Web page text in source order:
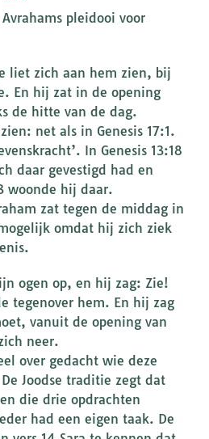
pleidooi voor
liet zich aan hem zien, bij
En hij zat in de opening
de hitte van de dag.
net als in Genesis 17:1.
In Genesis 13:18
daar gevestigd had en
woonde hij daar.
zat tegen de middag in
omdat hij zich ziek
ogen op, en hij zag: Zie!
tegenover hem. En hij zag
vanuit de opening van
neer.
over gedacht wie deze
Joodse traditie zegt dat
die drie opdrachten
had een eigen taak. De